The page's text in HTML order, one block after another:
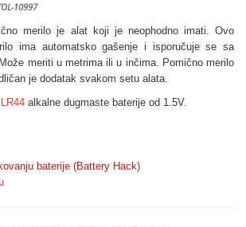
10997
merilo je alat koji je neophodno imati. Ovo
ima automatsko gašenje i isporučuje se sa
meriti u metrima ili u inčima. Pomično merilo
je dodatak svakom setu alata.
LR44 alkalne dugmaste baterije od 1.5V.
baterije (Battery Hack)